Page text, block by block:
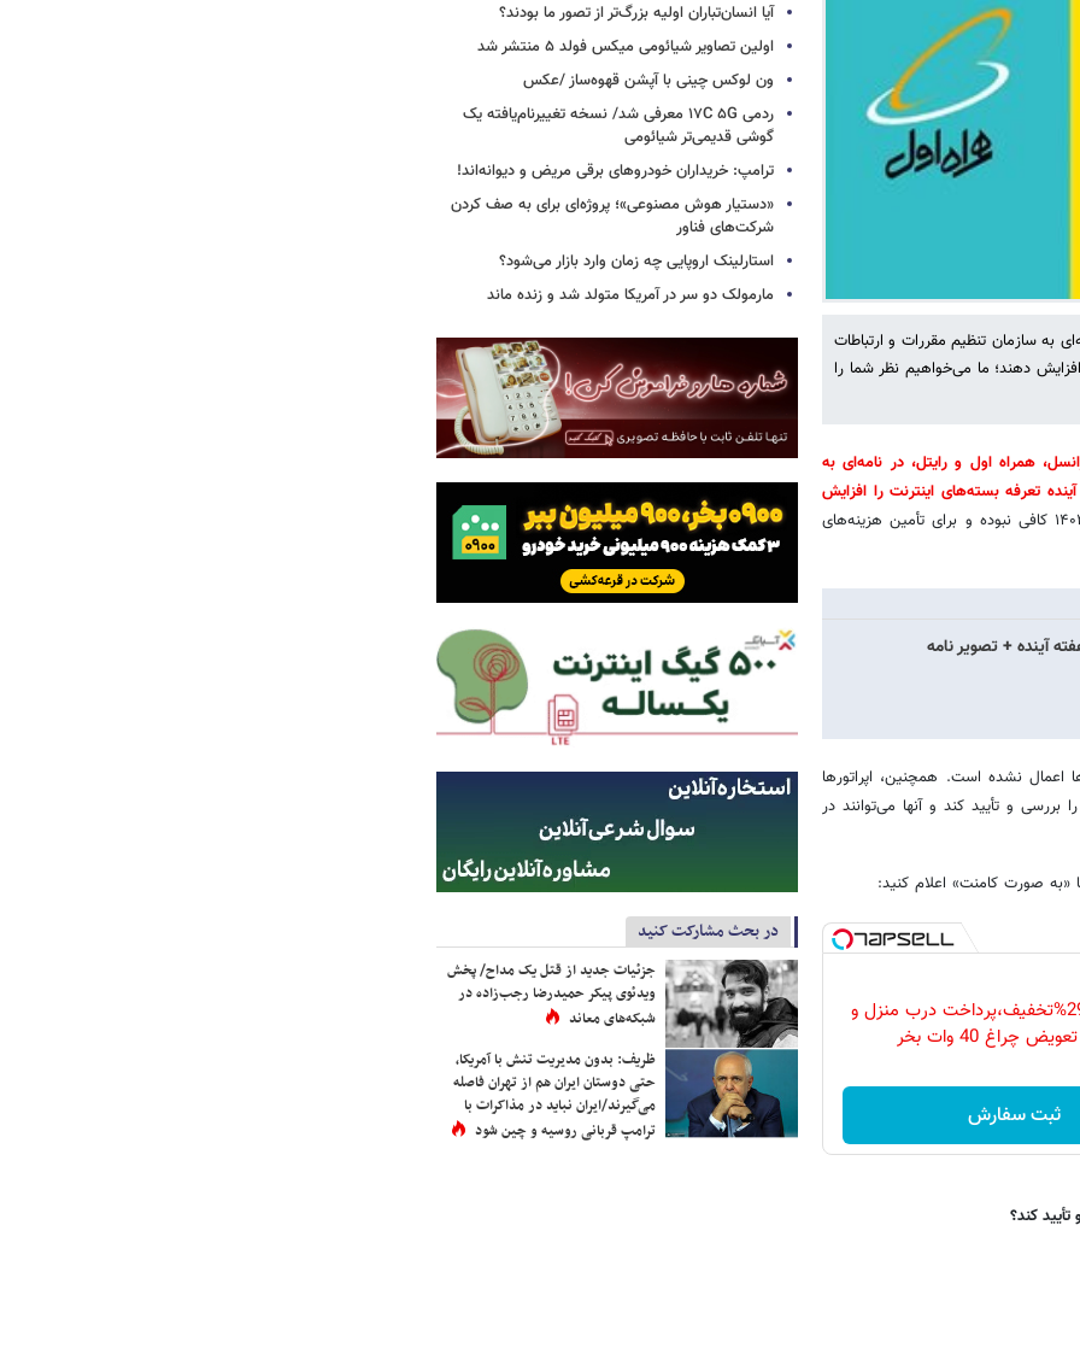
به سازمان تنظیم مقررات و ارتباطات
دهند؛ ما می‌خواهیم نظر شما را
همراه اول و رایتل، در نامه‌ای به
تعرفه بسته‌های اینترنت را افزایش
. آنها معتقدند افزایش ۳۴ درصدی قیمت ترافیک بین‌الملل در دی‌ماه ۱۴۰۲ کافی نبوده و برای تأمین هزینه‌های
آینده + تصویر نامه
نشده است. همچنین، اپراتورها
بررسی و تأیید کند و آنها می‌توانند در
«به صورت کامنت» اعلام کنید:
فقط امروز با 29%تخفیف،پرداخت درب منزل و
چراغ 40 وات بخر
ثبت سفارش
کند؟
آیا انسان‌تباران اولیه بزرگ‌تر از تصور ما بودند؟
اولین تصاویر شیائومی میکس فولد ۵ منتشر شد
ون لوکس چینی با آپشن قهوه‌ساز /عکس
ردمی ۱۷C ۵G معرفی شد/ نسخه تغییرنام‌یافته یک
گوشی قدیمی‌تر شیائومی
ترامپ: خریداران خودروهای برقی مریض و دیوانه‌اند!
«دستیار هوش مصنوعی»؛ پروژه‌ای برای به صف کردن
شرکت‌های فناور
استارلینک اروپایی چه زمان وارد بازار می‌شود؟
مارمولک دو سر در آمریکا متولد شد و زنده ماند
در بحث مشارکت کنید
جزئیات جدید از قتل یک مداح/ پخش
ویدئوی پیکر حمیدرضا رجب‌زاده در
شبکه‌های معاند
ظریف: بدون مدیریت تنش با آمریکا،
حتی دوستان ایران هم از تهران فاصله
می‌گیرند/ایران نباید در مذاکرات با
ترامپ قربانی روسیه و چین شود